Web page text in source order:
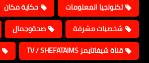
تكنولجيا المعلومات
حكاية مكان
شخصيات مشرفة
صحةوجمال
قناة شيفاتايمز TV / SHEFATAIMS